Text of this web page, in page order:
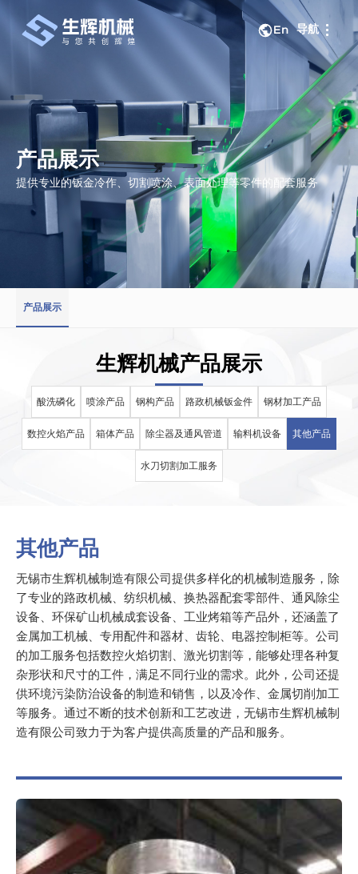
En
导航
关闭
产品展示
提供专业的钣金冷作、切割喷涂、表面处理等零件的配套服务
产品展示
生辉机械产品展示
酸洗磷化 喷涂产品 钢构产品 路政机械钣金件 钢材加工产品
数控火焰产品 箱体产品 除尘器及通风管道 输料机设备 其他产品
水刀切割加工服务
其他产品
无锡市生辉机械制造有限公司提供多样化的机械制造服务，除
了专业的路政机械、纺织机械、换热器配套零部件、通风除尘
设备、环保矿山机械成套设备、工业烤箱等产品外，还涵盖了
金属加工机械、专用配件和器材、齿轮、电器控制柜等。公司
的加工服务包括数控火焰切割、激光切割等，能够处理各种复
杂形状和尺寸的工件，满足不同行业的需求。此外，公司还提
供环境污染防治设备的制造和销售，以及冷作、金属切削加工
等服务。通过不断的技术创新和工艺改进，无锡市生辉机械制
造有限公司致力于为客户提供高质量的产品和服务。